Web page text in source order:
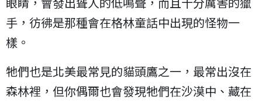
手，彷彿是那種會在格林童話中出現的怪物一
樣。
牠們也是北美最常見的貓頭鷹之一，最常出沒在
森林裡，但你偶爾也會發現牠們在沙漠中、藏在